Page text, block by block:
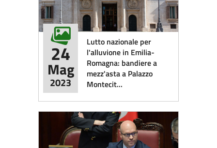
Lutto nazionale per
l'alluvione in Emilia-
Romagna: bandiere a
mezz'asta a Palazzo
Montecit...
24
Mag
2023